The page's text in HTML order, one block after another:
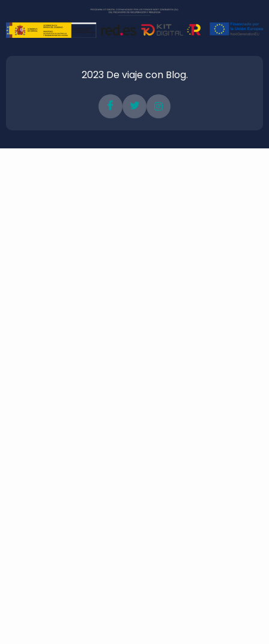
2023 De viaje con Blog.